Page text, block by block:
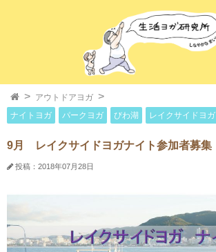
アウトドアヨガ
ナイトヨガ
パークヨガ びわ湖 レイクサイドヨガ
9月 レイクサイドヨガナイト参加者募集
投稿：2018年07月28日